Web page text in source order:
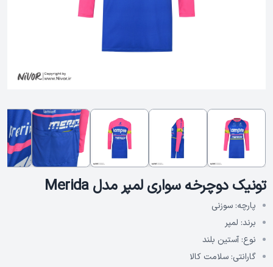
تونیک دوچرخه سواری لمپر مدل Merida
پارچه: سوزنی
برند: لمپر
نوع: آستین بلند
گارانتی: سلامت کالا